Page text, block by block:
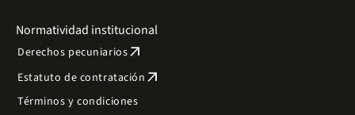
Normatividad institucional
Derechos pecuniariosarrow_outward
Estatuto de contratación arrow_outward
Términos y condiciones